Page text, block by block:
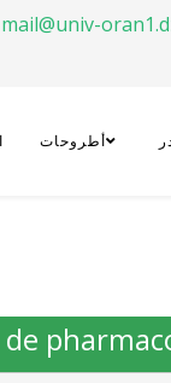
mail@univ-
أطروحات